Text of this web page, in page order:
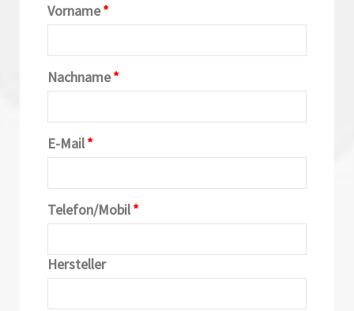
Vorname*
Nachname*
E-Mail*
Telefon/Mobil*
Hersteller